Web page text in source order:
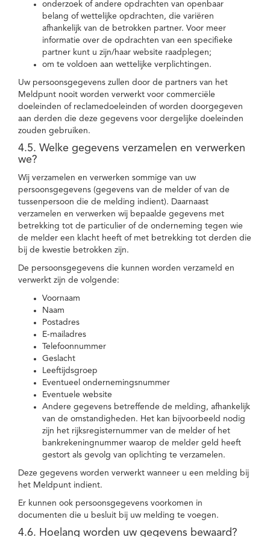
onderzoek of andere opdrachten van openbaar
belang of wettelijke opdrachten, die variëren
afhankelijk van de betrokken partner. Voor meer
informatie over de opdrachten van een specifieke
partner kunt u zijn/haar website raadplegen;
om te voldoen aan wettelijke verplichtingen.
Uw persoonsgegevens zullen door de partners van het
Meldpunt nooit worden verwerkt voor commerciële
doeleinden of reclamedoeleinden of worden doorgegeven
aan derden die deze gegevens voor dergelijke doeleinden
zouden gebruiken.
4.5. Welke gegevens verzamelen en verwerken
we?
Wij verzamelen en verwerken sommige van uw
persoonsgegevens (gegevens van de melder of van de
tussenpersoon die de melding indient). Daarnaast
verzamelen en verwerken wij bepaalde gegevens met
betrekking tot de particulier of de onderneming tegen wie
de melder een klacht heeft of met betrekking tot derden die
bij de kwestie betrokken zijn.
De persoonsgegevens die kunnen worden verzameld en
verwerkt zijn de volgende:
Voornaam
Naam
Postadres
E-mailadres
Telefoonnummer
Geslacht
Leeftijdsgroep
Eventueel ondernemingsnummer
Eventuele website
Andere gegevens betreffende de melding, afhankelijk
van de omstandigheden. Het kan bijvoorbeeld nodig
zijn het rijksregisternummer van de melder of het
bankrekeningnummer waarop de melder geld heeft
gestort als gevolg van oplichting te verzamelen.
Deze gegevens worden verwerkt wanneer u een melding bij
het Meldpunt indient.
Er kunnen ook persoonsgegevens voorkomen in
documenten die u besluit bij uw melding te voegen.
4.6. Hoelang worden uw gegevens bewaard?